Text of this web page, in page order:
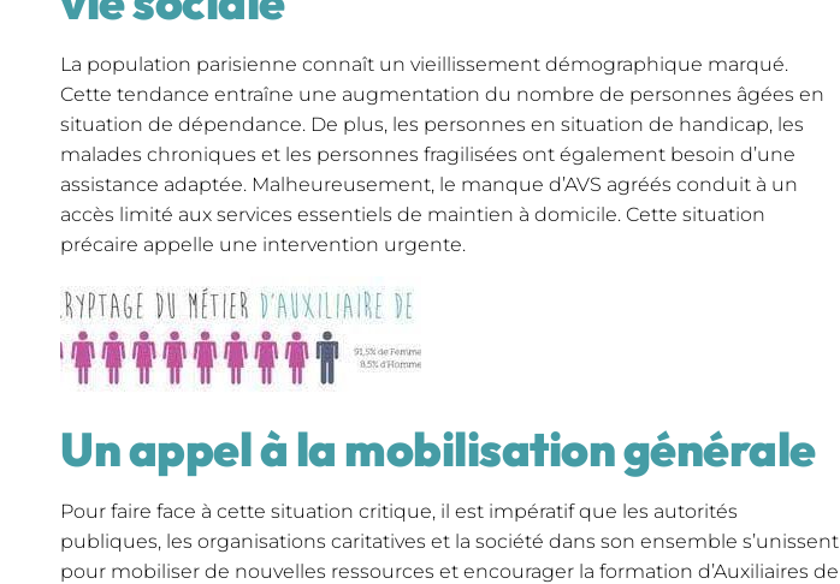
La population parisienne connaît un vieillissement démographique marqué.
Cette tendance entraîne une augmentation du nombre de personnes âgées en
situation de dépendance. De plus, les personnes en situation de handicap, les
malades chroniques et les personnes fragilisées ont également besoin d’une
assistance adaptée. Malheureusement, le manque d’AVS agréés conduit à un
accès limité aux services essentiels de maintien à domicile. Cette situation
précaire appelle une intervention urgente.
Un appel à la mobilisation générale
Pour faire face à cette situation critique, il est impératif que les autorités
publiques, les organisations caritatives et la société dans son ensemble s’unissent
pour mobiliser de nouvelles ressources et encourager la formation d’Auxiliaires de